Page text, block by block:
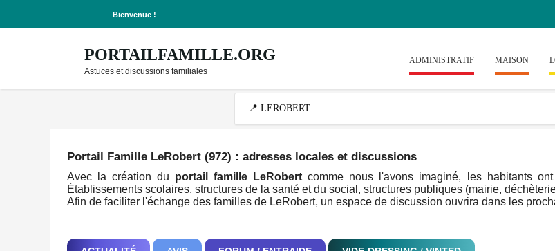
Bienvenue !
PORTAILFAMILLE.ORG
Astuces et discussions familiales
ADMINISTRATIF MAISON
Portail Famille LeRobert (972) : adresses locales et discussions
Avec la création du portail famille LeRobert comme nous l'avons imaginé, les habitants
Établissements scolaires, structures de la santé et du social, structures publiques (mairie,
Afin de faciliter l'échange des familles de LeRobert, un espace de discussion ouvrira dans les